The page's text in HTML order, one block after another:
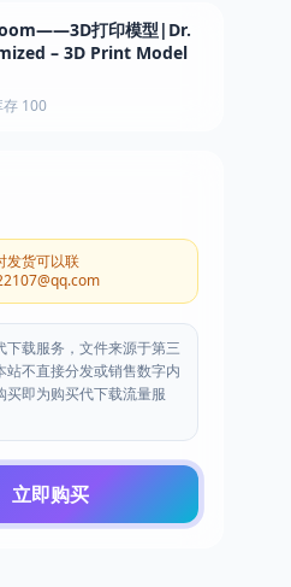
打印模型|Dr.
– 3D Print Model
存 100
发货可以联
下载服务，文件来源于第三
站不直接分发或销售数字内
买即为购买代下载流量服
立即购买